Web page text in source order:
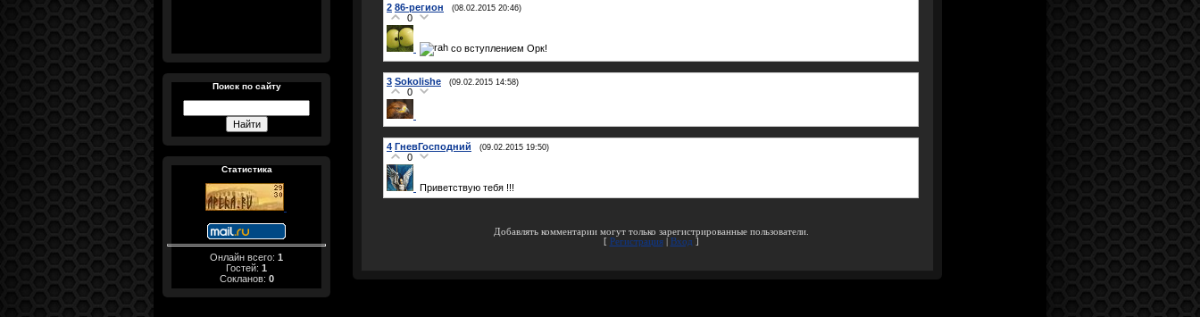
Поиск по сайту
Статистика
Онлайн всего: 1
Гостей: 1
Сокланов: 0
2 86-регион (08.02.2015 20:46)
0
со вступлением Орк!
3 Sokolishe (09.02.2015 14:58)
0
4 ГневГосподний (09.02.2015 19:50)
0
Приветствую тебя !!!
Добавлять комментарии могут только зарегистрированные пользователи.
[ Регистрация| Вход ]